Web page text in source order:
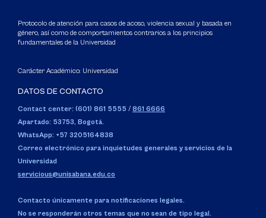
Protocolo de atención para casos de acoso, violencia sexual y basada en
género, así como de comportamientos contrarios a los principios
fundamentales de la Universidad
Carácter Académico: Universidad
DATOS DE CONTACTO
Contact center: (601) 861 5555 / 861 6666
Apartado: 53753, Bogotá.
WhatsApp: +57 3205164838
Correo electrónico para inquietudes generales y servicios de la
Universidad
servicious@unisabana.edu.co
Contacto únicamente para notificaciones legales.
No se responderán otros temas que no sean de tipo legal.